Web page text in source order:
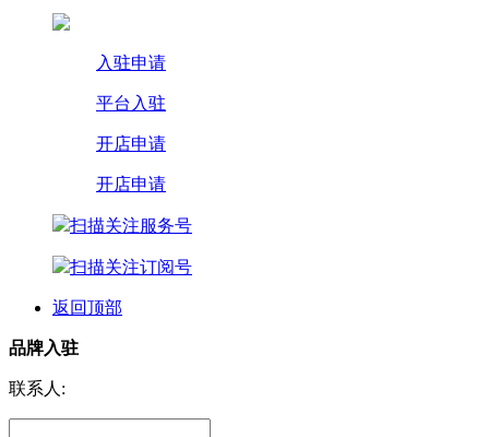
入驻申请
平台入驻
开店申请
开店申请
扫描关注服务号
扫描关注订阅号
返回顶部
品牌入驻
联系人: